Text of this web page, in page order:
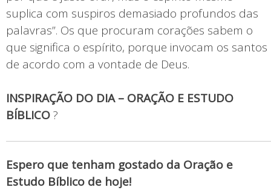
suplica com suspiros demasiado profundos das
palavras”. Os que procuram corações sabem o
que significa o espírito, porque invocam os santos
de acordo com a vontade de Deus.
INSPIRAÇÃO DO DIA – ORAÇÃO E ESTUDO
BÍBLICO?
Espero que tenham gostado da Oração e
Estudo Bíblico de hoje!